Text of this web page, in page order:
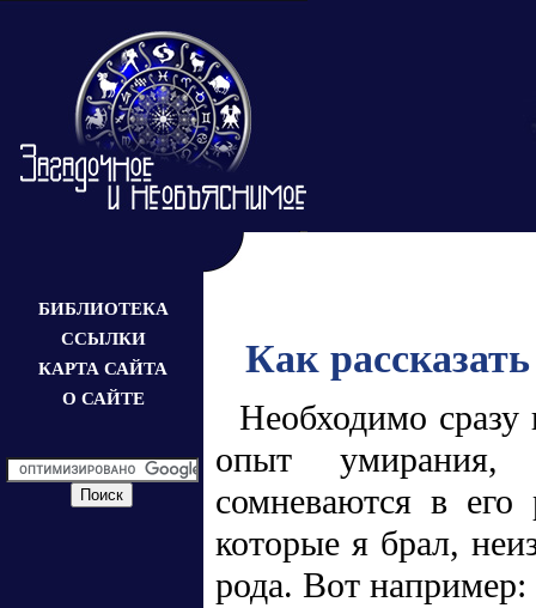
БИБЛИОТЕКА
ССЫЛКИ
КАРТА САЙТА
О САЙТЕ
Как
Необходимо
опыт умирания,
сомневаются в
которые я брал,
рода. Вот например: